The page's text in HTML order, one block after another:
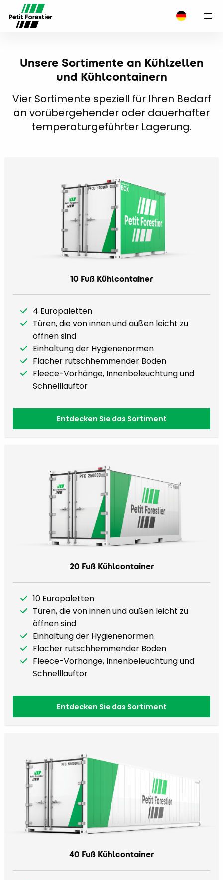
Unsere Sortimente an Kühlzellen
und Kühlcontainern
Vier Sortimente speziell für Ihren Bedarf
an vorübergehender oder dauerhafter
temperaturgeführter Lagerung.
10 Fuß Kühlcontainer
4 Europaletten
Türen, die von innen und außen leicht zu
öffnen sind
Einhaltung der Hygienenormen
Flacher rutschhemmender Boden
Fleece-Vorhänge, Innenbeleuchtung und
Schnelllauftor
Entdecken Sie das Sortiment
20 Fuß Kühlcontainer
10 Europaletten
Türen, die von innen und außen leicht zu
öffnen sind
Einhaltung der Hygienenormen
Flacher rutschhemmender Boden
Fleece-Vorhänge, Innenbeleuchtung und
Schnelllauftor
Entdecken Sie das Sortiment
40 Fuß Kühlcontainer